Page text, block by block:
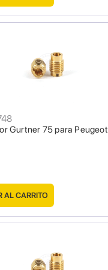
Gurtner 75 para Peugeot
AL CARRITO